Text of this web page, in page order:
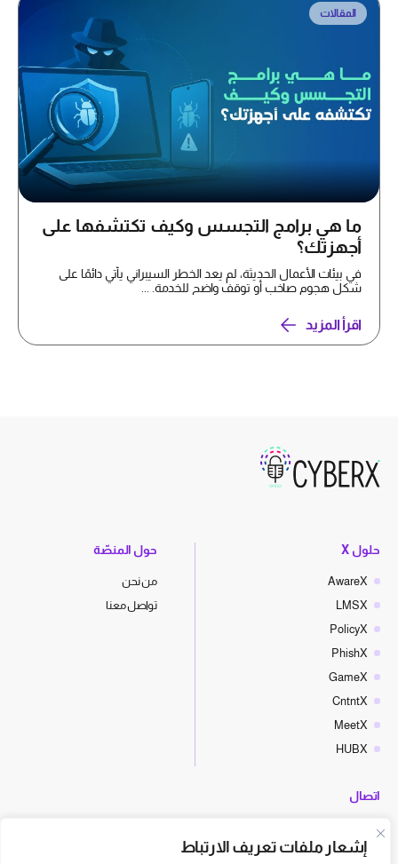
إشعار ملفات تعريف الارتباط
المقالات
ما هي برامج التجسس وكيف تكتشفها على
أجهزتك؟
في بيئات الأعمال الحديثة، لم يعد الخطر السيبراني يأتي دائمًا على
شكل هجوم صاخب أو توقف واضح للخدمة. ...
اقرأ المزيد
حلول X
AwareX
LMSX
PolicyX
PhishX
GameX
CntntX
MeetX
HUBX
حول المنصّة
من نحن
تواصل معنا
اتصال
hello@cyberx.world